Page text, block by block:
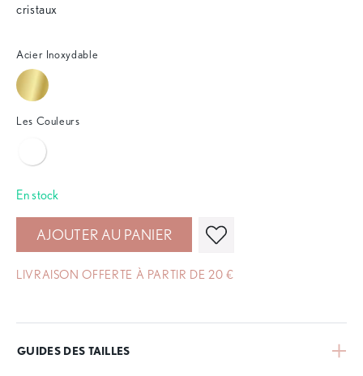
cristaux
Acier Inoxydable
Les Couleurs
En stock
AJOUTER AU PANIER
LIVRAISON OFFERTE À PARTIR DE 20 €
GUIDES DES TAILLES